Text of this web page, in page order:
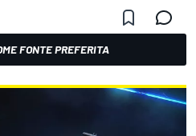
FONTE PREFERITA